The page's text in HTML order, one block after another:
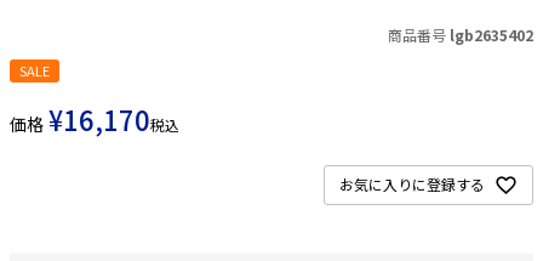
商品番号 lgb2635402
SALE
価格 ¥16,170税込
お気に入りに登録する